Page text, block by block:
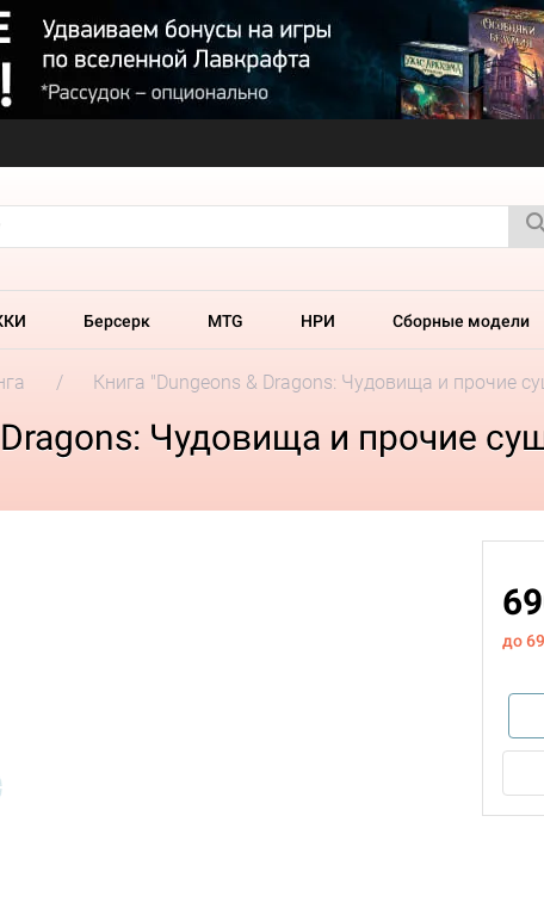
Берсерк MTG НРИ Сборные модели
Книга "Dungeons & Dragons: Чудовища и прочие
Чудовища и прочие
до 69